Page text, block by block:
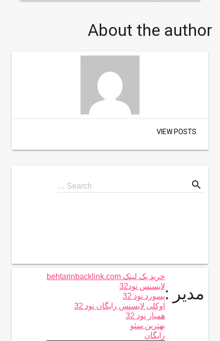
About the author
VIEW POSTS
Search
for
Search … search
مدیر :
خرید بک لینک behtarinbacklink.com
لایسنس نود32
پسورد نود 32
اوکلی لایسنس رایگان نود 32
همیار نود 32
بهترین سئو
رایگان